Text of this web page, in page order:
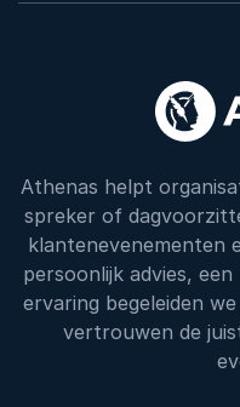
Athenas helpt
spreker of
klantenevenementen
persoonlijk advies,
ervaring begeleiden
vertrouwen de